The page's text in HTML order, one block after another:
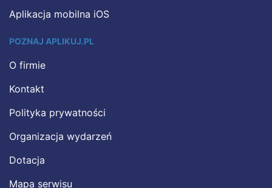
Aplikacja mobilna iOS
POZNAJ APLIKUJ.PL
O firmie
Kontakt
Polityka prywatności
Organizacja wydarzeń
Dotacja
Mapa serwisu